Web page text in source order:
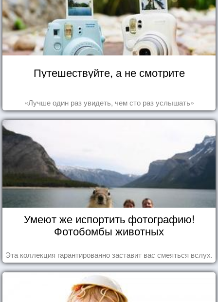
Путешествуйте, а не смотрите
«Лучше один раз увидеть, чем сто раз услышать»
Умеют же испортить фотографию!
Фотобомбы животных
Эта коллекция гарантированно заставит вас смеяться вслух.